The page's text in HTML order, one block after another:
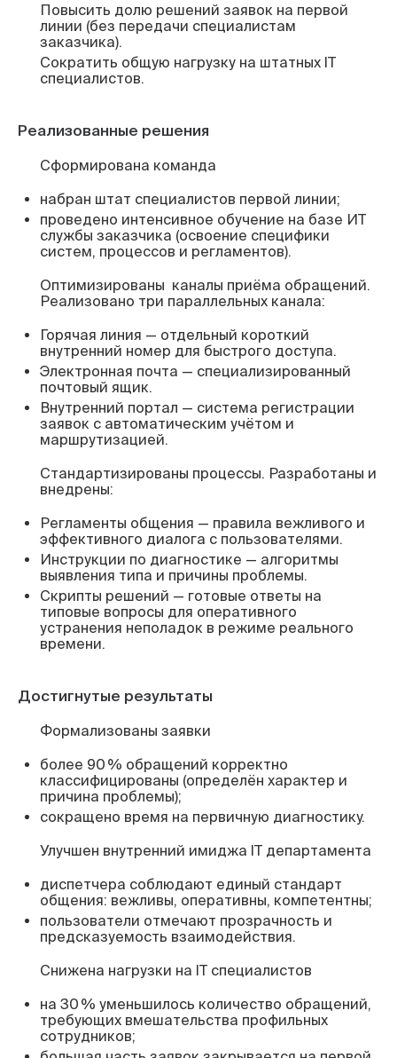
Повысить долю решений заявок на первой
линии (без передачи специалистам
заказчика).
Сократить общую нагрузку на штатных IT
специалистов.
Реализованные решения
Сформирована команда
набран штат специалистов первой линии;
проведено интенсивное обучение на базе ИТ
службы заказчика (освоение специфики
систем, процессов и регламентов).
Оптимизированы каналы приёма обращений.
Реализовано три параллельных канала:
Горячая линия — отдельный короткий
внутренний номер для быстрого доступа.
Электронная почта — специализированный
почтовый ящик.
Внутренний портал — система регистрации
заявок с автоматическим учётом и
маршрутизацией.
Стандартизированы процессы. Разработаны и
внедрены:
Регламенты общения — правила вежливого и
эффективного диалога с пользователями.
Инструкции по диагностике — алгоритмы
выявления типа и причины проблемы.
Скрипты решений — готовые ответы на
типовые вопросы для оперативного
устранения неполадок в режиме реального
времени.
Достигнутые результаты
Формализованы заявки
более 90 % обращений корректно
классифицированы (определён характер и
причина проблемы);
сокращено время на первичную диагностику.
Улучшен внутренний имиджа IT департамента
диспетчера соблюдают единый стандарт
общения: вежливы, оперативны, компетентны;
пользователи отмечают прозрачность и
предсказуемость взаимодействия.
Снижена нагрузки на IT специалистов
на 30 % уменьшилось количество обращений,
требующих вмешательства профильных
сотрудников;